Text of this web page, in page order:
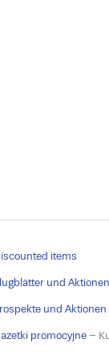
items
und Aktionen
und Aktionen
promocyjne–